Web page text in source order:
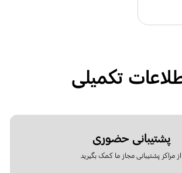
تکمیلی
پشتیبانی حضوری
از مراکز پشتیبانی مجاز ما کمک بگیرید